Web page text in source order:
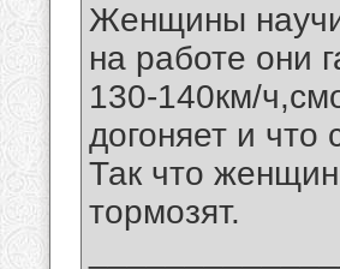
Женщины
на работе они
130-140км/
догоняет и что
Так что
тормозят.